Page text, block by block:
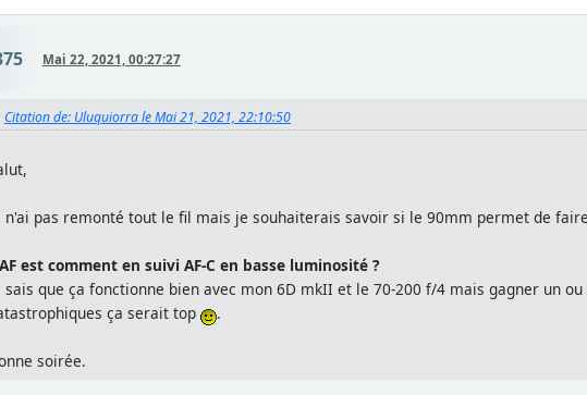
Mai 22, 2021, 00:27:27
Citation de: Uluquiorra le Mai 21, 2021, 22:10:50
n'ai pas remonté tout le fil mais je souhaiterais savoir si le 90mm permet de
est comment en suivi AF-C en basse luminosité ?
sais que ça fonctionne bien avec mon 6D mkII et le 70-200 f/4 mais gagner un
ça serait top
.
soirée.